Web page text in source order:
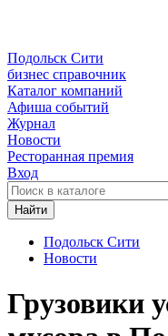
Подольск Сити
бизнес справочник
Каталог компаний
Афиша событий
Журнал
Новости
Ресторанная премия
Вход
Найти
Подольск Сити
Новости
Грузовики